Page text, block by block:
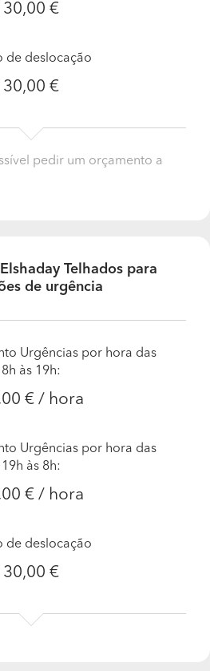
30,00 €
de deslocação
30,00 €
pedir um orçamento a
Telhados para
de urgência
Urgências por hora das
8h às 19h:
€ / hora
Urgências por hora das
19h às 8h:
€ / hora
de deslocação
30,00 €